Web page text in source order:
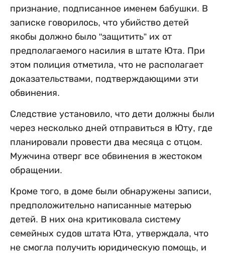
признание, подписанное именем бабушки. В
записке говорилось, что убийство детей
якобы должно было "защитить” их от
предполагаемого насилия в штате Юта. При
этом полиция отметила, что не располагает
доказательствами, подтверждающими эти
обвинения.
Следствие установило, что дети должны были
через несколько дней отправиться в Юту, где
планировали провести два месяца с отцом.
Мужчина отверг все обвинения в жестоком
обращении.
Кроме того, в доме были обнаружены записи,
предположительно написанные матерью
детей. В них она критиковала систему
семейных судов штата Юта, утверждала, что
не смогла получить юридическую помощь, и